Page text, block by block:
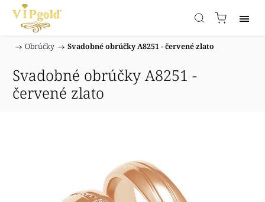
/ Obrúčky / Svadobné obrúčky A8251 - červené zlato
Svadobné obrúčky A8251 -
červené zlato